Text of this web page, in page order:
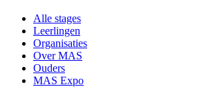
Alle stages
Leerlingen
Organisaties
Over MAS
Ouders
MAS Expo